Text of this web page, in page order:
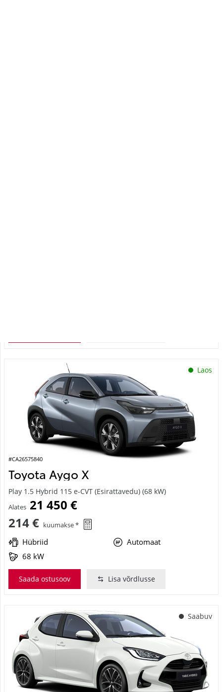
Laos
#CA26575840
Toyota Aygo X
Play 1.5 Hybrid 115 e-CVT (Esirattavedu) (68 kW)
Alates 21 450 €
214 € kuumakse *
Hübriid
Automaat
68 kW
Saada ostusoov Lisa võrdlusse
Saabuv